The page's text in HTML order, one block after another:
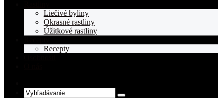
Liečivé byliny
Okrasné rastliny
Úžitkové rastliny
Recepty
Article
Vyhľadávanie